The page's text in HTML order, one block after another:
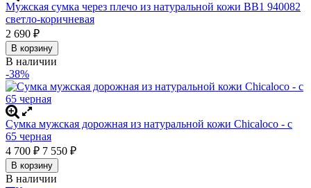
Мужская сумка через плечо из натуральной кожи BB1 940082
светло-коричневая
2 690 ₽
В корзину
В наличии
-38%
Сумка мужская дорожная из натуральной кожи Chicaloco - c
65 черная
4 700 ₽ 7 550 ₽
В корзину
В наличии